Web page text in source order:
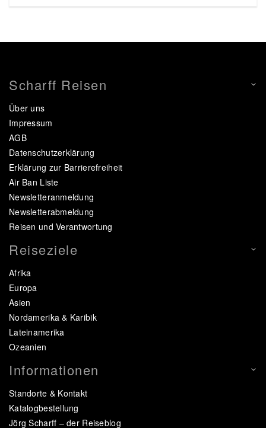
Scharff Reisen
Über uns
Impressum
AGB
Datenschutzerklärung
Erklärung zur Barrierefreiheit
Air Ban Liste
Newsletteranmeldung
Newsletterabmeldung
Reisen und Verantwortung
Reiseziele
Afrika
Europa
Asien
Nordamerika & Karibik
Lateinamerika
Ozeanien
Informationen
Standorte & Kontakt
Katalogbestellung
Jörg Scharff – der Reiseblog